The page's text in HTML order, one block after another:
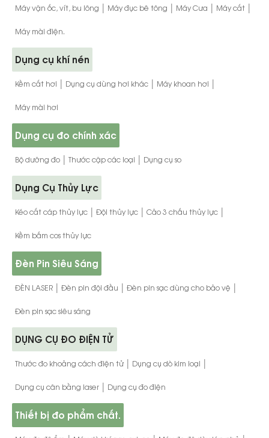
Máy vặn ốc, vít, bu lông | Máy đục bê tông | Máy Cưa | Máy cắt |
Máy mài điện.
Dụng cụ khí nén
Kềm cắt hơi | Dụng cụ dùng hơi khác | Máy khoan hơi |
Máy mài hơi
Dụng cụ đo chính xác
Bộ dưỡng đo | Thước cặp các loại | Dụng cụ so
Dụng Cụ Thủy Lực
Kéo cắt cáp thủy lực | Đội thủy lực | Cảo 3 chấu thủy lực |
Kềm bấm cos thủy lực
Đèn Pin Siêu Sáng
ĐÈN LASER | Đèn pin đội đầu | Đèn pin sạc dùng cho bảo vệ |
Đèn pin sạc siêu sáng
DỤNG CỤ ĐO ĐIỆN TỬ
Thước đo khoảng cách điện tử | Dụng cụ dò kim loại |
Dụng cụ cân bằng laser | Dụng cụ đo điện
Thiết bị đo phẩm chất.